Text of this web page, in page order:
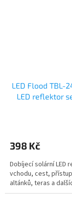
LED Flood TBL-
LED reflektor
398 Kč
Dobíjecí solární
vchodu, cest,
altánků, teras a